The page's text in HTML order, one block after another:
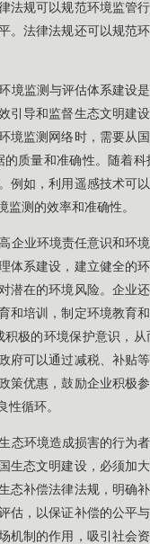
规可以规范环境监管
法律法规还可以规范
监测与评估体系建设
导和监督生态文明建
监测网络时，需要从
质量和准确性。随着
如，利用遥感技术可
测的效率和准确性。
业环境责任意识和环
系建设，建立健全的
在的环境风险。企业
培训，制定环境教育
极的环境保护意识，
可以通过减税、补贴
优惠，鼓励企业积极
循环。
态环境造成损害的行为
态文明建设，必须加
补偿法律法规，明确
，以保证补偿的公平
机制的作用，吸引社会